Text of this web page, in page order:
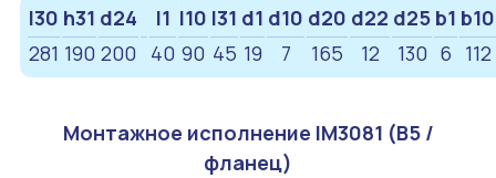
l30 h31 d24 l1 l10 l31 d1 d10 d20 d22 d25 b1 b10
281 190 200 40 90 45 19 7 165 12 130 6 112
Монтажное исполнение IM3081 (B5 /
фланец)